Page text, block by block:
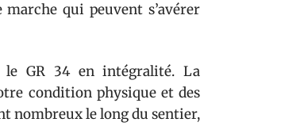
marche qui peuvent s’avérer
GR 34 en intégralité. La
condition physique et des
nombreux le long du sentier,